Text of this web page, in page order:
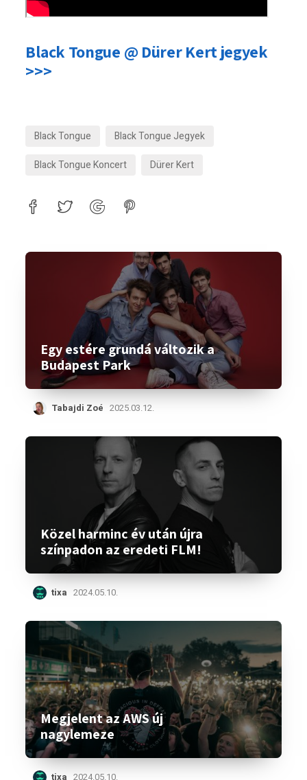
Black Tongue @ Dürer Kert jegyek
>>>
Black Tongue
Black Tongue Jegyek
Black Tongue Koncert
Dürer Kert
Egy estére grundá változik a
Budapest Park
Tabajdi Zoé 2025.03.12.
Közel harminc év után újra
színpadon az eredeti FLM!
tixa 2024.05.10.
Megjelent az AWS új
nagylemeze
tixa 2024.05.10.